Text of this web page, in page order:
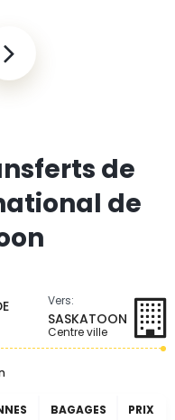
de
de
Vers:
SASKATOON
Centre ville
BAGAGES PRIX